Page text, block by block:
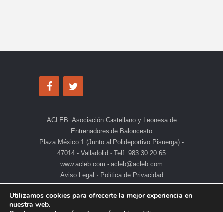
ACLEB. Asociación Castellano y Leonesa de
Entrenadores de Baloncesto
Plaza México 1 (Junto al Polideportivo Pisuerga) -
47014 - Valladolid - Telf: 983 30 20 65
www.acleb.com - acleb@acleb.com
Aviso Legal · Política de Privacidad
Utilizamos cookies para ofrecerte la mejor experiencia en
nuestra web.